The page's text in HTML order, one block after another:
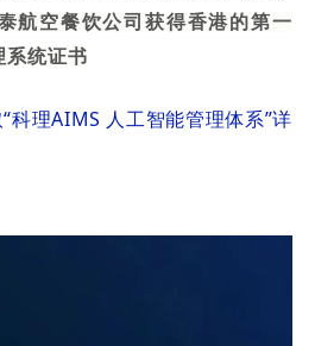
航空餐饮公司获得香港的第一
系统证书
科理AIMS 人工智能管理体系”详